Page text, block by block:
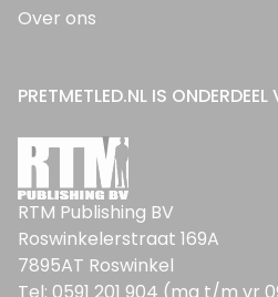
Over ons
PRETMETLED.NL IS ONDERDEEL
RTM Publishing BV
Roswinkelerstraat 169A
7895AT Roswinkel